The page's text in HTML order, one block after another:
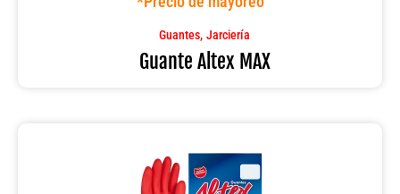
Guantes, Jarciería
Guante Altex MAX